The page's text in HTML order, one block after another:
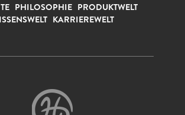
PHILOSOPHIE PRODUKTWELT
KARRIEREWELT